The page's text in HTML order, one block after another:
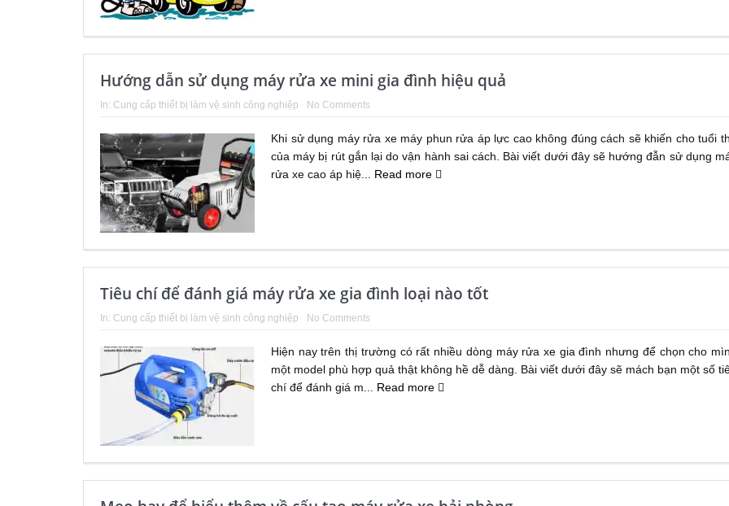
Hướng dẫn sử dụng máy rửa xe mini gia đình hiệu quả
In: Cung cấp thiết bị làm vệ sinh công nghiệp No Comments
Khi sử dụng máy rửa xe máy phun rửa áp lực cao không đúng cách sẽ khiến cho tuổi
của máy bị rút gắn lại do vận hành sai cách. Bài viết dưới đây sẽ hướng đẫn sử dụng
rửa xe cao áp hiệ... Read more
Tiêu chí để đánh giá máy rửa xe gia đình loại nào tốt
In: Cung cấp thiết bị làm vệ sinh công nghiệp No Comments
Hiện nay trên thị trường có rất nhiều dòng máy rửa xe gia đình nhưng để chọn cho
một model phù hợp quả thật không hề dễ dàng. Bài viết dưới đây sẽ mách bạn một số
chí để đánh giá m... Read more